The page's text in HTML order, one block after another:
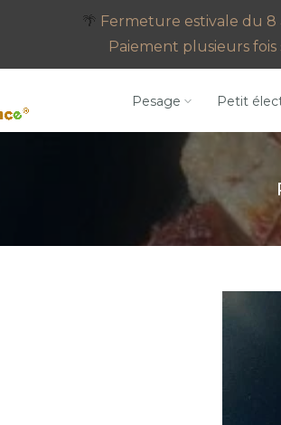
🌴 Fermeture estivale du 8
Paiement plusieurs fois
Pesage Petit